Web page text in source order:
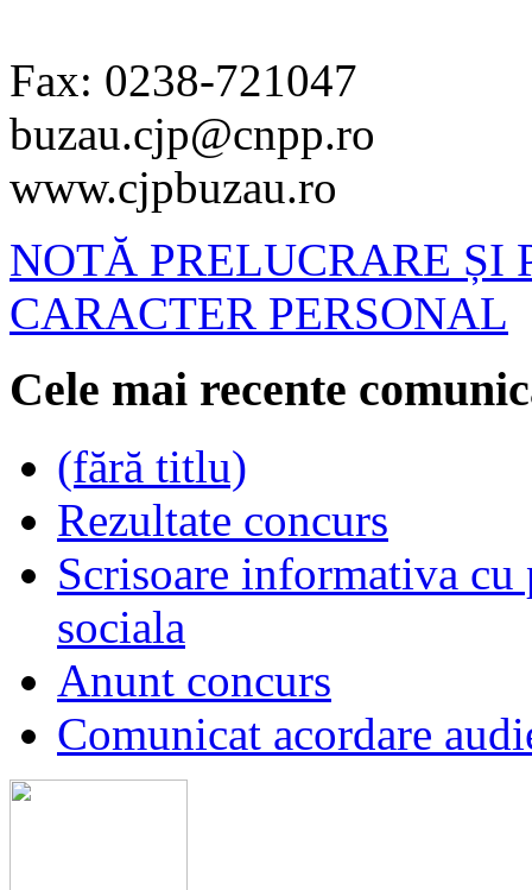
Fax: 0238-721047
buzau.cjp@cnpp.ro
www.cjpbuzau.ro
NOTĂ PRELUCRARE ȘI
CARACTER PERSONAL
Cele mai recente
(fără titlu)
Rezultate concurs
Scrisoare informativa
sociala
Anunt concurs
Comunicat acordare